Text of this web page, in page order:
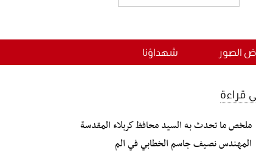
الصور شهداؤنا
قراءة
ملخص ما تحدث به السيد محافظ كربلاء المقدسة
المهندس نصيف جاسم الخطابي في الم